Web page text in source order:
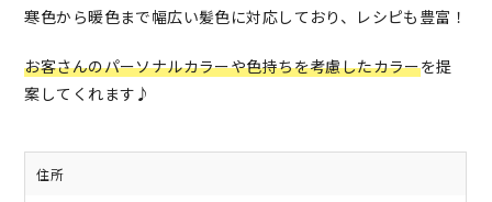
寒色から暖色まで幅広い髪色に対応しており、レシピも豊富！
お客さんのパーソナルカラーや色持ちを考慮したカラーを提
案してくれます♪
住所